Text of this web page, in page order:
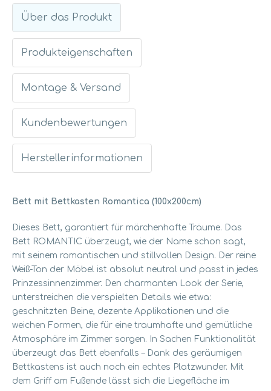
Über das Produkt
Bett mit Bettkasten Romantica (100x200cm)
Dieses Bett, garantiert für märchenhafte Träume. Das
Bett ROMANTIC überzeugt, wie der Name schon sagt,
mit seinem romantischen und stillvollen Design. Der reine
Weiß-Ton der Möbel ist absolut neutral und passt in jedes
Prinzessinnenzimmer. Den charmanten Look der Serie,
unterstreichen die verspielten Details wie etwa:
geschnitzten Beine, dezente Applikationen und die
weichen Formen, die für eine traumhafte und gemütliche
Atmosphäre im Zimmer sorgen. In Sachen Funktionalität
überzeugt das Bett ebenfalls – Dank des geräumigen
Bettkastens ist auch noch ein echtes Platzwunder. Mit
dem Griff am Fußende lässt sich die Liegefläche im
Produkteigenschaften
Montage & Versand
Kundenbewertungen
Herstellerinformationen